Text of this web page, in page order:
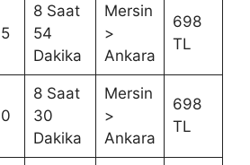
8 Saat
54
Dakika
Mersin
>
Ankara
698
TL
8 Saat
30
Dakika
Mersin
>
Ankara
698
TL